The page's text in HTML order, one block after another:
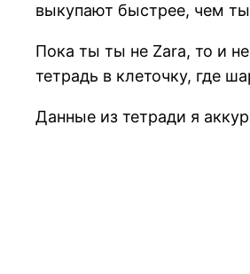
выкупают быстрее, чем
Пока ты ты не Zara, то и
тетрадь в клеточку, где
Данные из тетради я